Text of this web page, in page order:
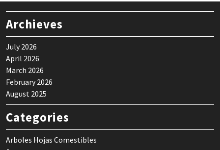
Archieves
July 2026
April 2026
March 2026
February 2026
August 2025
Categories
Arboles Hojas Comestibles